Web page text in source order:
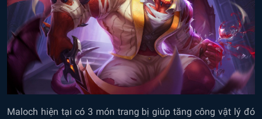
Maloch hiện tại có 3 món trang bị giúp tăng công vật lý đó